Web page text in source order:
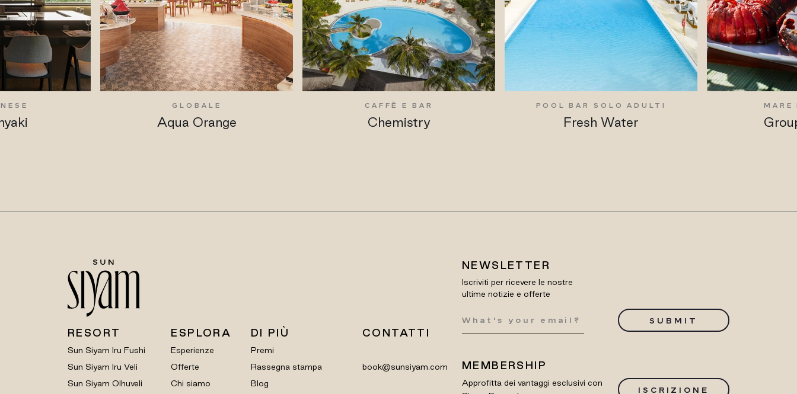
GLOBALE
Aqua Orange
CAFFÈ E BAR
Chemistry
POOL BAR SOLO ADULTI
Fresh Water
MARE
RESORT
Sun Siyam Iru Fushi
Sun Siyam Iru Veli
Sun Siyam Olhuveli
ESPLORA
Esperienze
Offerte
Chi siamo
DI PIÙ
Premi
Rassegna stampa
Blog
CONTATTI
book@sunsiyam.com
NEWSLETTER
Iscriviti per ricevere le nostre
ultime notizie e offerte
SUBMIT
MEMBERSHIP
Approfitta dei vantaggi esclusivi con
ISCRIZIONE